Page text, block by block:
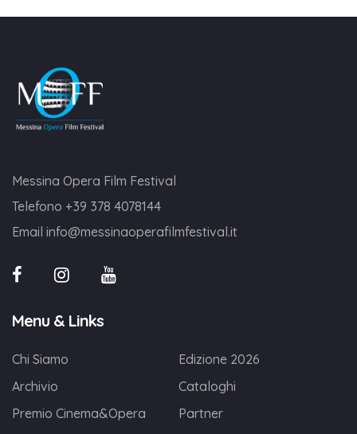
Messina Opera Film Festival
Telefono +39 378 4078144
Email info@messinaoperafilmfestival.it
Menu & Links
Chi Siamo
Edizione 2026
Archivio
Cataloghi
Premio Cinema&Opera
Partner